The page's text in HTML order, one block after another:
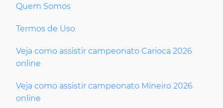
Quem Somos
Termos de Uso
Veja como assistir campeonato Carioca 2026
online
Veja como assistir campeonato Mineiro 2026
online